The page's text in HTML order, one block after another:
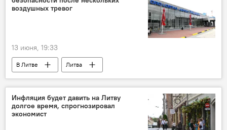
развитие регионов
воздушных тревог
13 июня, 19:33
В Литве
Литва
Инциденты с дронами в Литве
Вильнюсский аэропорт
Каунасский аэропорт
аэропорт Паланги
Инфляция будет давить на Литву
долгое время, спрогнозировал
экономист